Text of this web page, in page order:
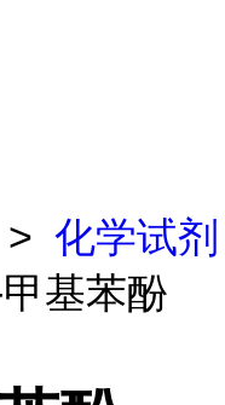
> 化学试剂
基苯酚